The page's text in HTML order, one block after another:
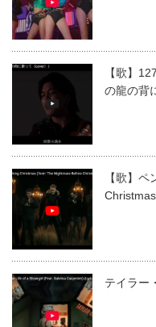
【歌】
の龍の背
【歌】
テイラー